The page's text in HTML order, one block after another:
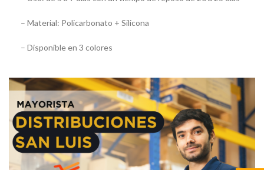
– Material: Policarbonato + Silicona
– Disponible en 3 colores